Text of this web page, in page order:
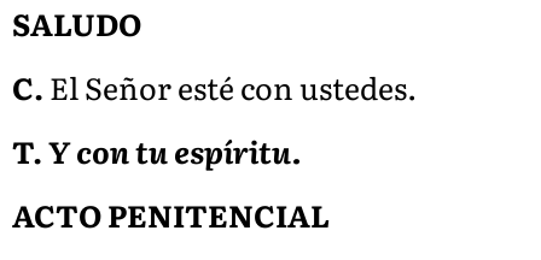
SALUDO
C.El Señor esté con ustedes.
T.Y con tu espíritu.
ACTO PENITENCIAL